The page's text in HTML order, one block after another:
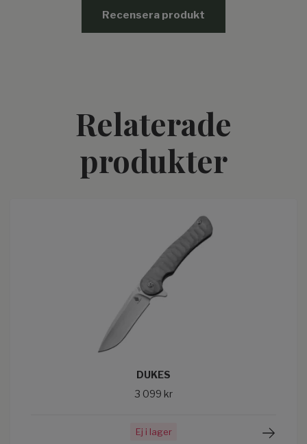
Recensera produkt
Relaterade
produkter
DUKES
3 099 kr
Ej i lager